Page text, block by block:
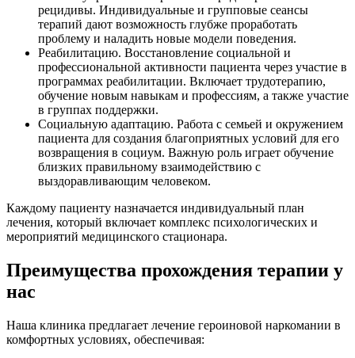
рецидивы. Индивидуальные и групповые сеансы
терапий дают возможность глубже проработать
проблему и наладить новые модели поведения.
Реабилитацию. Восстановление социальной и
профессиональной активности пациента через участие в
программах реабилитации. Включает трудотерапию,
обучение новым навыкам и профессиям, а также участие
в группах поддержки.
Социальную адаптацию. Работа с семьей и окружением
пациента для создания благоприятных условий для его
возвращения в социум. Важную роль играет обучение
близких правильному взаимодействию с
выздоравливающим человеком.
Каждому пациенту назначается индивидуальный план
лечения, который включает комплекс психологических и
мероприятий медицинского стационара.
Преимущества прохождения терапии у
нас
Наша клиника предлагает лечение героиновой наркомании в
комфортных условиях, обеспечивая: